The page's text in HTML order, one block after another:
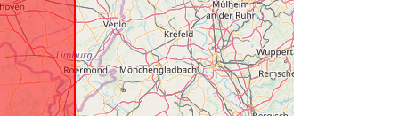
17C1DFF0-0D4A-4515-921E-
BC8BC145A167